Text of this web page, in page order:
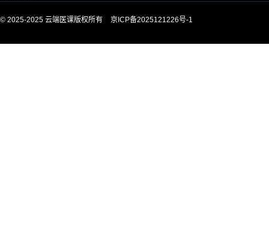
© 2025-2025 云端医课版权所有 京ICP备2025121226号-1